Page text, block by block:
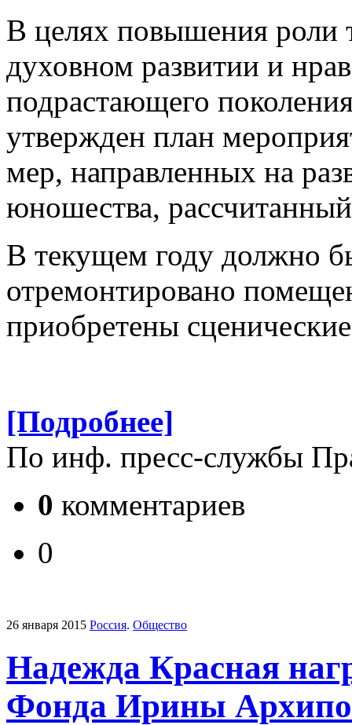
В целях повышения роли
духовном развитии и
подрастающего
утвержден план
мер, направленных на
юношества,
В текущем году должно
отремонтировано
приобретены
[Подробнее]
По инф. пресс-службы
0 комментариев
0
26 января 2015 Россия. Общество
Надежда Красная
Фонда Ирины